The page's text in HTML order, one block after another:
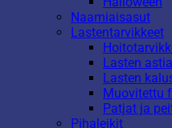
Naamiaisasut
Lastentarvikkeet
Lasten
Lasten
Muovitettu
Patjat ja
Pihaleikit